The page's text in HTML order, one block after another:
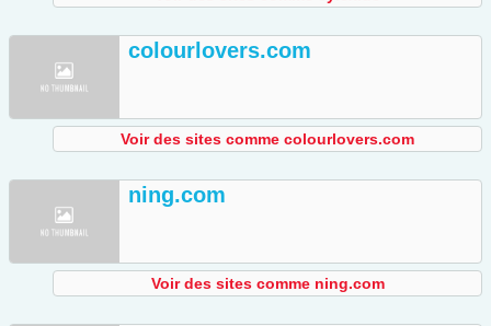
colourlovers.com
Voir des sites comme colourlovers.com
ning.com
Voir des sites comme ning.com